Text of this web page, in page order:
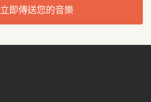
立即傳送您的音樂